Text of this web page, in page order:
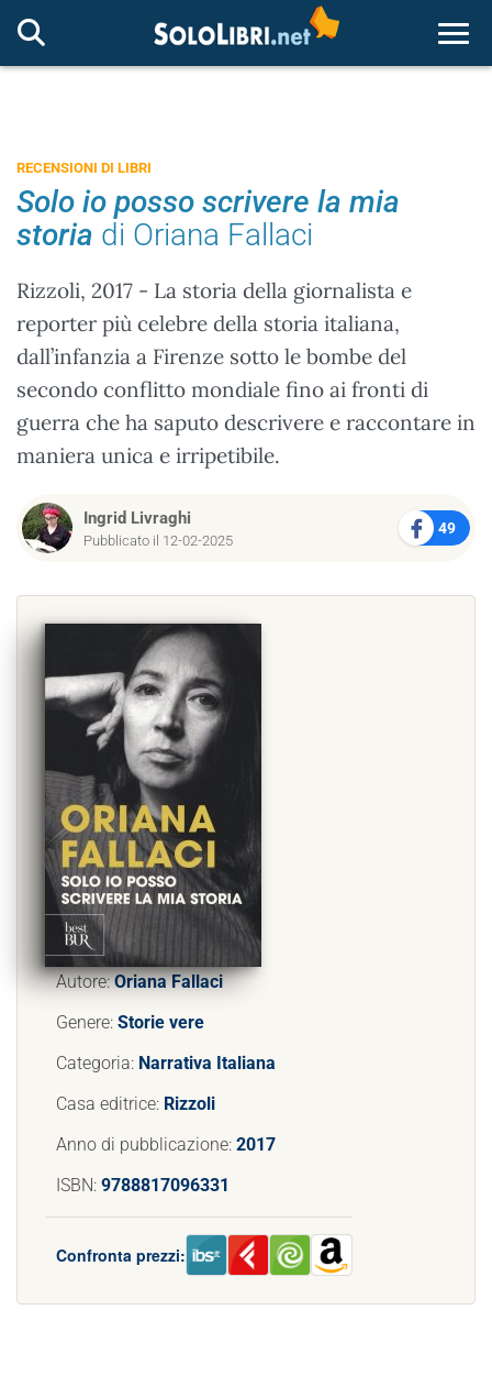
RECENSIONI DI LIBRI
Solo io posso scrivere la mia
storia di Oriana Fallaci
Rizzoli, 2017 - La storia della giornalista e
reporter più celebre della storia italiana,
dall’infanzia a Firenze sotto le bombe del
secondo conflitto mondiale fino ai fronti di
guerra che ha saputo descrivere e raccontare in
maniera unica e irripetibile.
Ingrid Livraghi
Pubblicato il 12-02-2025
49
Autore:Oriana Fallaci
Genere: Storie vere
Categoria: Narrativa Italiana
Casa editrice: Rizzoli
Anno di pubblicazione: 2017
ISBN: 9788817096331
Confronta prezzi: